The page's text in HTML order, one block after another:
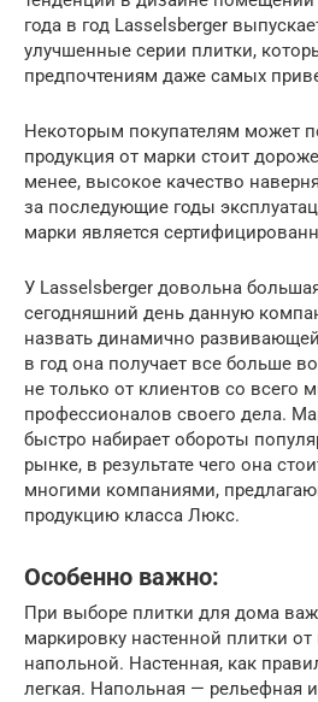
года в год Lasselsberger
улучшенные серии плитки,
предпочтениям даже самых
Некоторым покупателям может
продукция от марки стоит
менее, высокое качество
за последующие годы
марки является
У Lasselsberger довольна
сегодняшний день данную
назвать динамично
в год она получает все больше
не только от клиентов со всего
профессионалов своего дела.
быстро набирает обороты
рынке, в результате чего она
многими компаниями,
продукцию класса Люкс.
Особенно важно:
При выборе плитки для дома
маркировку настенной плитки
напольной. Настенная, как
легкая. Напольная — рельефная